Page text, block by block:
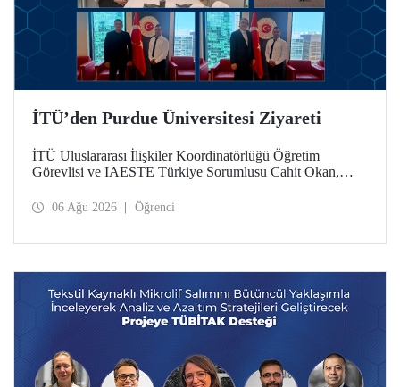
İTÜ’den Purdue Üniversitesi Ziyareti
İTÜ Uluslararası İlişkiler Koordinatörlüğü Öğretim
Görevlisi ve IAESTE Türkiye Sorumlusu Cahit Okan,
Temmuz tarihlerinde ABD’de dünyanın önde gelen
06 Ağu 2026 Öğrenci